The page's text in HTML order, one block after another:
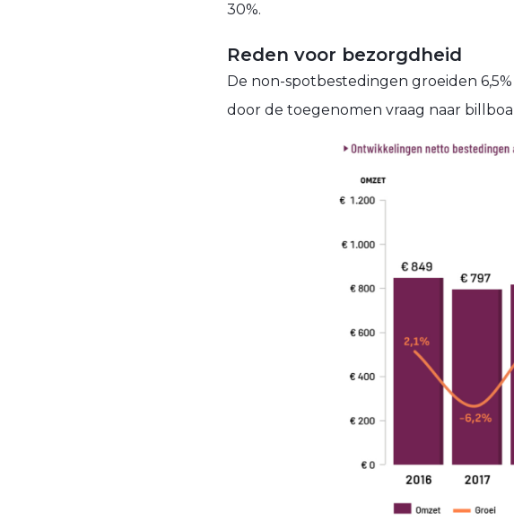
30%.
Reden voor bezorgdheid
De non-spotbestedingen groeiden
door de toegenomen vraag naar